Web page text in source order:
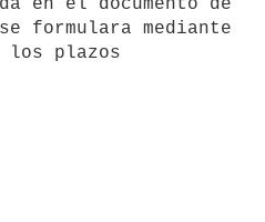
formulara mediante
los plazos